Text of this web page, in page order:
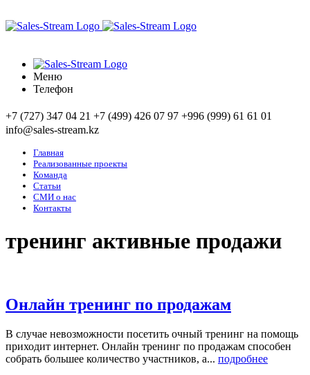
Меню
Телефон
+7 (727) 347 04 21 +7 (499) 426 07 97 +996 (999) 61 61 01
info@sales-stream.kz
Главная
Реализованные проекты
Команда
Статьи
СМИ о нас
Контакты
тренинг активные продажи
Онлайн тренинг по продажам
В случае невозможности посетить очный тренинг на помощь
приходит интернет. Онлайн тренинг по продажам способен
собрать большее количество участников, а... подробнее